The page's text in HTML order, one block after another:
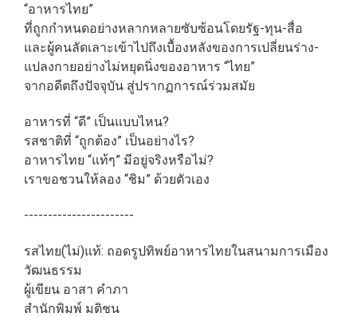
“อาหารไทย”
ที่ถูกกำหนดอย่างหลากหลายซับซ้อนโดยรัฐ-ทุน-สื่อ
และผู้คนลัดเลาะเข้าไปถึงเบื้องหลังของการเปลี่ยนร่าง-
แปลงกายอย่างไม่หยุดนิ่งของอาหาร “ไทย”
จากอดีตถึงปัจจุบัน สู่ปรากฏการณ์ร่วมสมัย
อาหารที่ “ดี” เป็นแบบไหน?
รสชาติที่ “ถูกต้อง” เป็นอย่างไร?
อาหารไทย “แท้ๆ” มีอยู่จริงหรือไม่?
เราขอชวนให้ลอง “ชิม” ด้วยตัวเอง
-----------------------
รสไทย(ไม่)แท้: ถอดรูปทิพย์อาหารไทยในสนามการเมือง
วัฒนธรรม
ผู้เขียน อาสา คำภา
สำนักพิมพ์ มติชน